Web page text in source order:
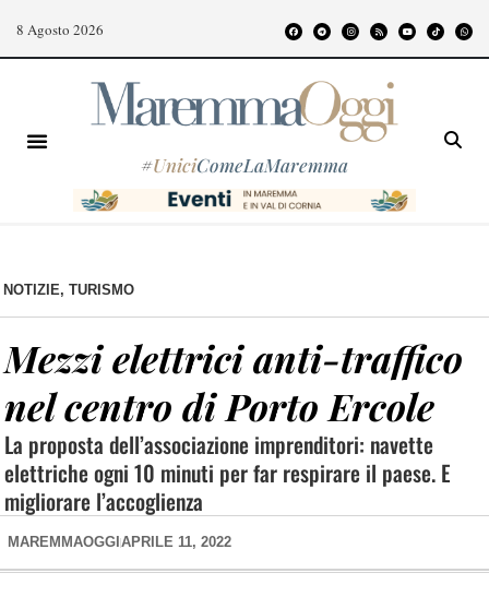
8 Agosto 2026
#UniciComeLaMaremma
NOTIZIE, TURISMO
Mezzi elettrici anti-traffico
nel centro di Porto Ercole
La proposta dell’associazione imprenditori: navette
elettriche ogni 10 minuti per far respirare il paese. E
migliorare l’accoglienza
MAREMMAOGGI APRILE 11, 2022